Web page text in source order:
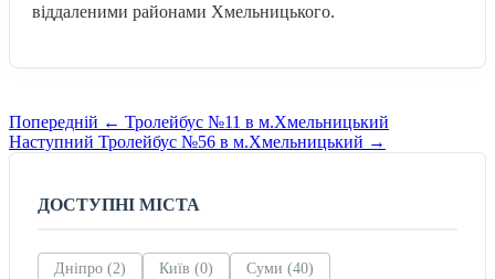
віддаленими районами Хмельницького.
Навігація
записів
Попередній
маршрут
Попередній ← Тролейбус №11 в м.Хмельницький
Наступний
маршрут
Наступний Тролейбус №56 в м.Хмельницький →
ДОСТУПНІ МІСТА
Дніпро (2) Київ (0)
Суми (40)